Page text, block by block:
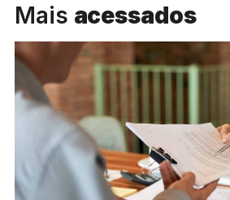
Mais acessados